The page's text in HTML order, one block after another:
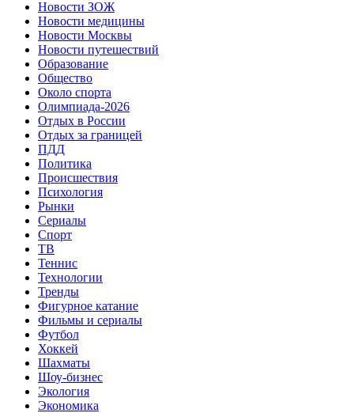
Новости ЗОЖ
Новости медицины
Новости Москвы
Новости путешествий
Образование
Общество
Около спорта
Олимпиада-2026
Отдых в России
Отдых за границей
ПДД
Политика
Происшествия
Психология
Рынки
Сериалы
Спорт
ТВ
Теннис
Технологии
Тренды
Фигурное катание
Фильмы и сериалы
Футбол
Хоккей
Шахматы
Шоу-бизнес
Экология
Экономика